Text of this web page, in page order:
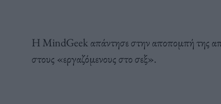
Η MindGeek απάντησε στην αποπομπή της
στους «εργαζόμενους στο σεξ».